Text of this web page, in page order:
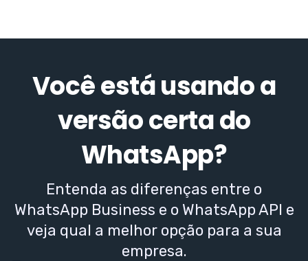
Você está usando a
versão certa do
WhatsApp?
Entenda as diferenças entre o
WhatsApp Business e o WhatsApp API e
veja qual a melhor opção para a sua
empresa.